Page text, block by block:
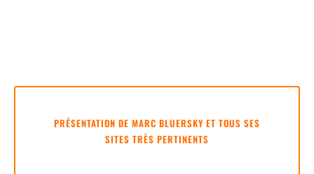
PRÉSENTATION DE MARC BLUERSKY ET TOUS SES
SITES TRÈS PERTINENTS